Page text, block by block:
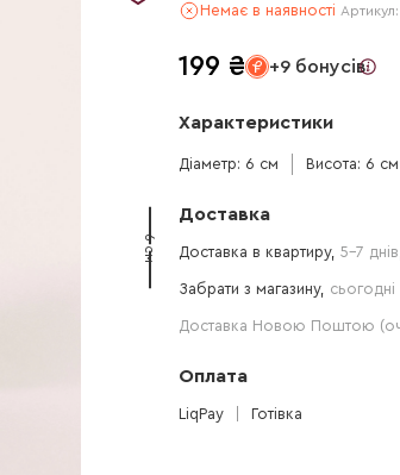
6 см
Немає в наявності Артикул:
199 ₴ +9 бонусів
Характеристики
Діаметр: 6 см Висота: 6 см
Доставка
Доставка в квартиру, 5-7 днів
Забрати з магазину,
Доставка Новою Поштою
Оплата
LiqPay Готівка